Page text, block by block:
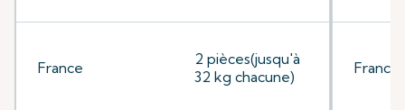
France
2 pièces(jusqu'à
32 kg chacune)
France